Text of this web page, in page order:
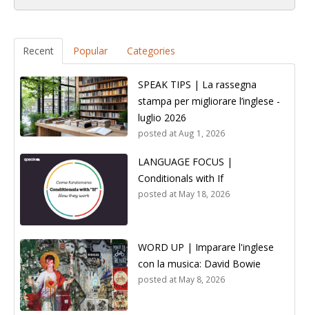
Recent Popular Categories
SPEAK TIPS | La rassegna
stampa per migliorare l’inglese -
luglio 2026
posted atAug 1, 2026
LANGUAGE FOCUS |
Conditionals with If
posted at May 18, 2026
WORD UP | Imparare l'inglese
con la musica: David Bowie
posted at May 8, 2026